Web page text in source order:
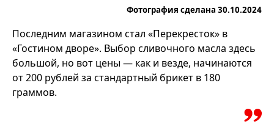
Фотография сделана 30.10.2024
Последним магазином стал «Перекресток» в
«Гостином дворе». Выбор сливочного масла здесь
большой, но вот цены — как и везде, начинаются
от 200 рублей за стандартный брикет в 180
граммов.